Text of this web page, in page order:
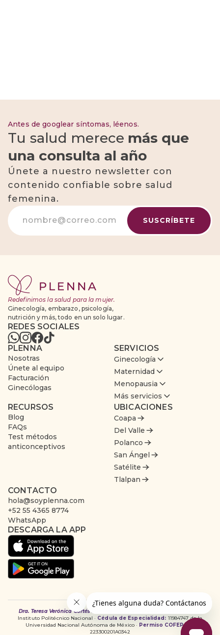
Antes de googlear síntomas, léenos.
Tu salud merece más que
una consulta al año
Únete a nuestro newsletter con
contenido confiable sobre salud
femenina.
Redefinimos la salud para la mujer.
Ginecología, embarazo, psicología,
nutrición y más, todo en un solo lugar.
REDES SOCIALES
PLENNA
Nosotras
Únete al equipo
Facturación
Ginecólogas
SERVICIOS
Ginecología
Maternidad
Menopausia
Más servicios
RECURSOS
Blog
FAQs
Test métodos
anticonceptivos
UBICACIONES
Coapa
Del Valle
Polanco
San Ángel
Satélite
Tlalpan
CONTACTO
hola@soyplenna.com
+52 55 4365 8774
WhatsApp
DESCARGA LA APP
Dra. Teresa Verónica Cortés Ramírez
Instituto Politécnico Nacional · Cédula de Especialidad: 11984747 de la
Universidad Nacional Autónoma de México · Permiso COFEPRIS:
223300201A0342